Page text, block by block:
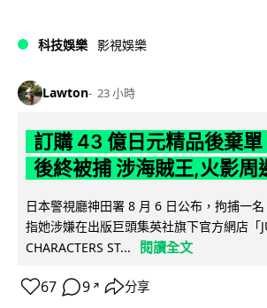
科技娛樂 影視娛樂
Lawton 23 小時
訂購 43 億日元精品後棄
後終被捕 涉海賊王,火影周
日本警視廳神田署 8 月 6 日公布，拘捕一名
指她涉嫌在出版巨頭集英社旗下官方網店「
CHARACTERS ST...
閱讀全文
67 9 ↗ 分享